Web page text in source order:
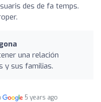
des de fa temps.
una relación
y sus familias.
5 years ago